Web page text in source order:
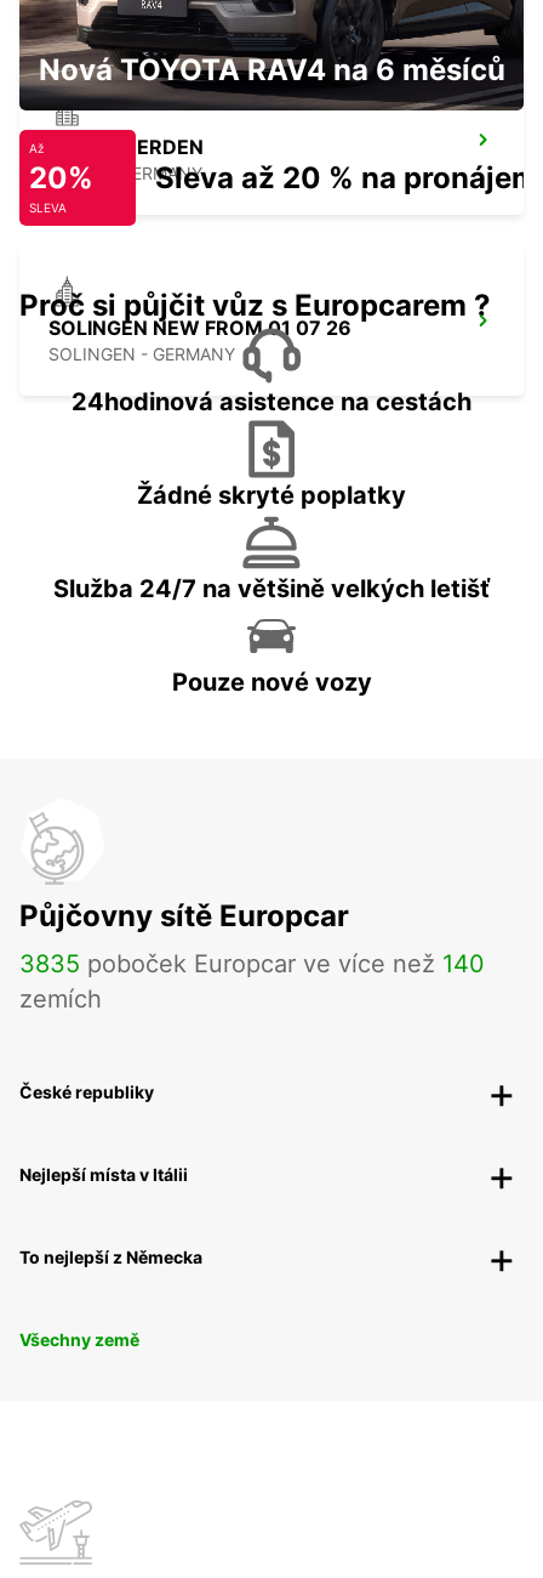
ESSEN WERDEN
ESSEN - GERMANY
SOLINGEN NEW FROM 01 07 26
SOLINGEN - GERMANY
Nová TOYOTA RAV4 na 6 měsíců
Až
20%
SLEVA
Sleva až 20 % na pronájem
Proč si půjčit vůz s Europcarem ?
24hodinová asistence na cestách
Žádné skryté poplatky
Služba 24/7 na většině velkých letišť
Pouze nové vozy
Půjčovny sítě Europcar
3835 poboček Europcar ve více než 140
zemích
České republiky
Nejlepší místa v Itálii
To nejlepší z Německa
Všechny země